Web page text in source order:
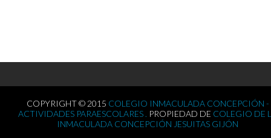
COPYRIGHT © 2015 COLEGIO INMACULADA CONCEPCIÓN -
ACTIVIDADES PARAESCOLARES . PROPIEDAD DE COLEGIO DE
INMACULADA CONCEPCIÓN JESUITAS GIJÓN